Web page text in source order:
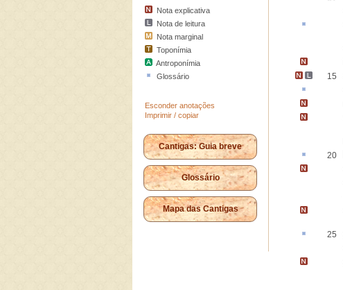
Nota explicativa
Nota de leitura
Nota marginal
Toponímia
Antroponímia
Glossário
Esconder anotações
Imprimir / copiar
Cantigas: Guia breve
Glossário
Mapa das Cantigas
15
20
25